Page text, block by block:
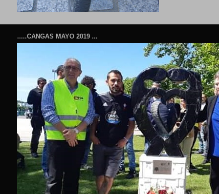
.....CANGAS MAYO 2019 ...